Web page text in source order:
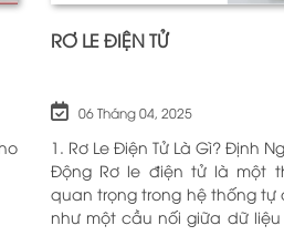
RƠ LE ĐIỆN TỬ
06 Tháng 04, 2025
1. Rơ Le Điện Tử Là Gì? Định Nghĩa và Nguyên Lý Hoạt
Động Rơ le điện tử là một thiết bị điện tử cực kỳ
quan trọng trong hệ thống
như một cầu nối giữa dữ